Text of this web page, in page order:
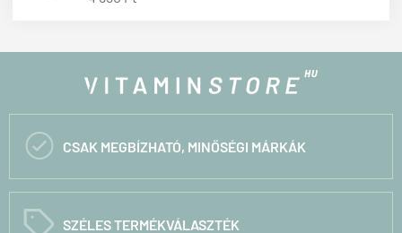
 CSAK MEGBÍZHATÓ, MINŐSÉGI MÁRKÁK
C SZÉLES TERMÉKVÁLASZTÉK